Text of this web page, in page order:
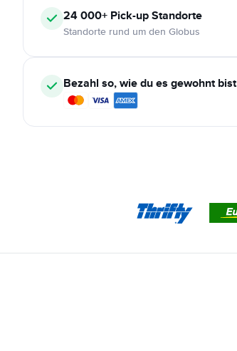
24 000+ Pick-up Standorte
Standorte rund um den Globus
Bezahl so, wie du es gewohnt bist